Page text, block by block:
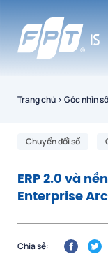
Trang chủ › Góc nhìn số
Chuyển đổi số
ERP 2.0 và
Enterprise
Chia sẻ: